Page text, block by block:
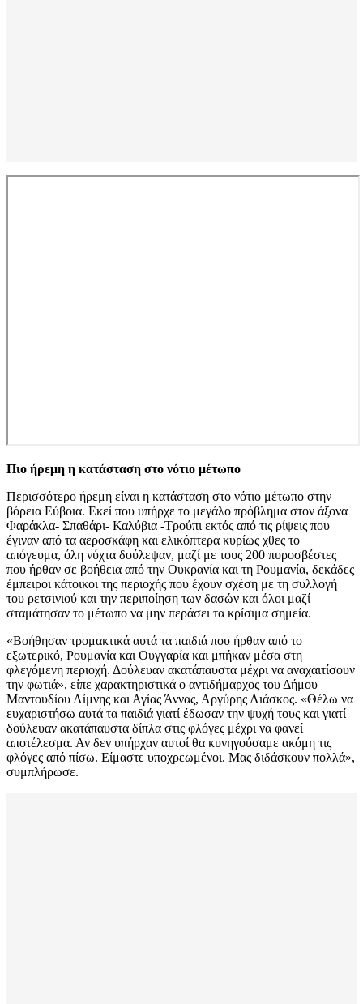
Πιο ήρεμη η κατάσταση στο νότιο μέτωπο
Περισσότερο ήρεμη είναι η κατάσταση στο νότιο μέτωπο στην
βόρεια Εύβοια. Εκεί που υπήρχε το μεγάλο πρόβλημα στον άξονα
Φαράκλα- Σπαθάρι- Καλύβια -Τρούπι εκτός από τις ρίψεις που
έγιναν από τα αεροσκάφη και ελικόπτερα κυρίως χθες το
απόγευμα, όλη νύχτα δούλεψαν, μαζί με τους 200 πυροσβέστες
που ήρθαν σε βοήθεια από την Ουκρανία και τη Ρουμανία, δεκάδες
έμπειροι κάτοικοι της περιοχής που έχουν σχέση με τη συλλογή
του ρετσινιού και την περιποίηση των δασών και όλοι μαζί
σταμάτησαν το μέτωπο να μην περάσει τα κρίσιμα σημεία.
«Βοήθησαν τρομακτικά αυτά τα παιδιά που ήρθαν από το
εξωτερικό, Ρουμανία και Ουγγαρία και μπήκαν μέσα στη
φλεγόμενη περιοχή. Δούλευαν ακατάπαυστα μέχρι να αναχαιτίσουν
την φωτιά», είπε χαρακτηριστικά ο αντιδήμαρχος του Δήμου
Μαντουδίου Λίμνης και Αγίας Άννας, Αργύρης Λιάσκος. «Θέλω να
ευχαριστήσω αυτά τα παιδιά γιατί έδωσαν την ψυχή τους και γιατί
δούλευαν ακατάπαυστα δίπλα στις φλόγες μέχρι να φανεί
αποτέλεσμα. Αν δεν υπήρχαν αυτοί θα κυνηγούσαμε ακόμη τις
φλόγες από πίσω. Είμαστε υποχρεωμένοι. Μας διδάσκουν πολλά»,
συμπλήρωσε.